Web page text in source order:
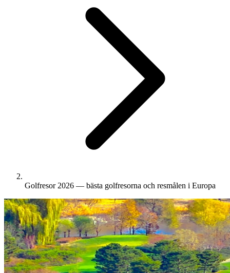
Golfresor 2026 — bästa golfresorna och resmålen i Europa